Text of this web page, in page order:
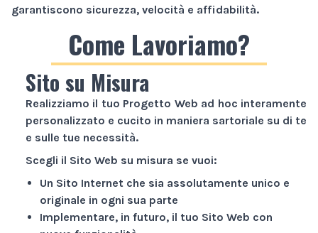
garantiscono sicurezza, velocità e affidabilità.
Come Lavoriamo?
Sito su Misura
Realizziamo il tuo Progetto Web ad hoc interamente
personalizzato e cucito in maniera sartoriale su di te
e sulle tue necessità.
Scegli il Sito Web su misura se vuoi:
Un Sito Internet che sia assolutamente unico e
originale in ogni sua parte
Implementare, in futuro, il tuo Sito Web con